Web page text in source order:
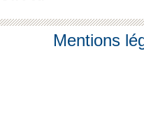
Mentions